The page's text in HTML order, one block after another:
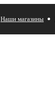
Наши магазины